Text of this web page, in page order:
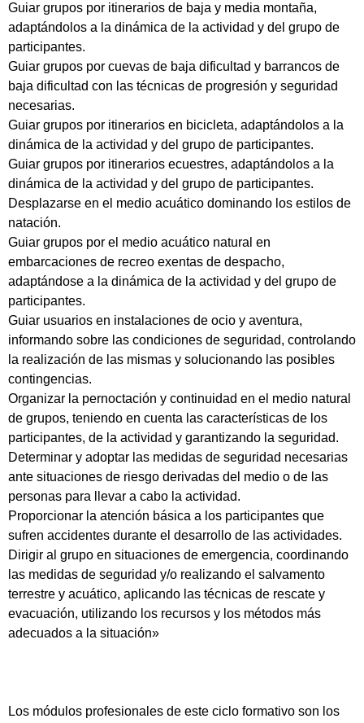
Guiar grupos por itinerarios de baja y media montaña,
adaptándolos a la dinámica de la actividad y del grupo de
participantes.
Guiar grupos por cuevas de baja dificultad y barrancos de
baja dificultad con las técnicas de progresión y seguridad
necesarias.
Guiar grupos por itinerarios en bicicleta, adaptándolos a la
dinámica de la actividad y del grupo de participantes.
Guiar grupos por itinerarios ecuestres, adaptándolos a la
dinámica de la actividad y del grupo de participantes.
Desplazarse en el medio acuático dominando los estilos de
natación.
Guiar grupos por el medio acuático natural en
embarcaciones de recreo exentas de despacho,
adaptándose a la dinámica de la actividad y del grupo de
participantes.
Guiar usuarios en instalaciones de ocio y aventura,
informando sobre las condiciones de seguridad, controlando
la realización de las mismas y solucionando las posibles
contingencias.
Organizar la pernoctación y continuidad en el medio natural
de grupos, teniendo en cuenta las características de los
participantes, de la actividad y garantizando la seguridad.
Determinar y adoptar las medidas de seguridad necesarias
ante situaciones de riesgo derivadas del medio o de las
personas para llevar a cabo la actividad.
Proporcionar la atención básica a los participantes que
sufren accidentes durante el desarrollo de las actividades.
Dirigir al grupo en situaciones de emergencia, coordinando
las medidas de seguridad y/o realizando el salvamento
terrestre y acuático, aplicando las técnicas de rescate y
evacuación, utilizando los recursos y los métodos más
adecuados a la situación»
Los módulos profesionales de este ciclo formativo son los